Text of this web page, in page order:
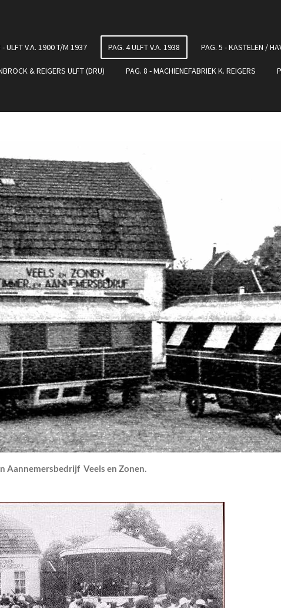
- ULFT V.A. 1900 T/M 1937 PAG. 4 ULFT V.A. 1938 PAG. 5 - KASTELEN /
& REIGERS ULFT (DRU) PAG. 8 - MACHIENEFABRIEK K. REIGERS
Aannemersbedrijf Veels en Zonen.